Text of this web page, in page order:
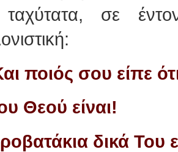
σε
ποιός σου είπε
Θεού είναι!
δικά Του